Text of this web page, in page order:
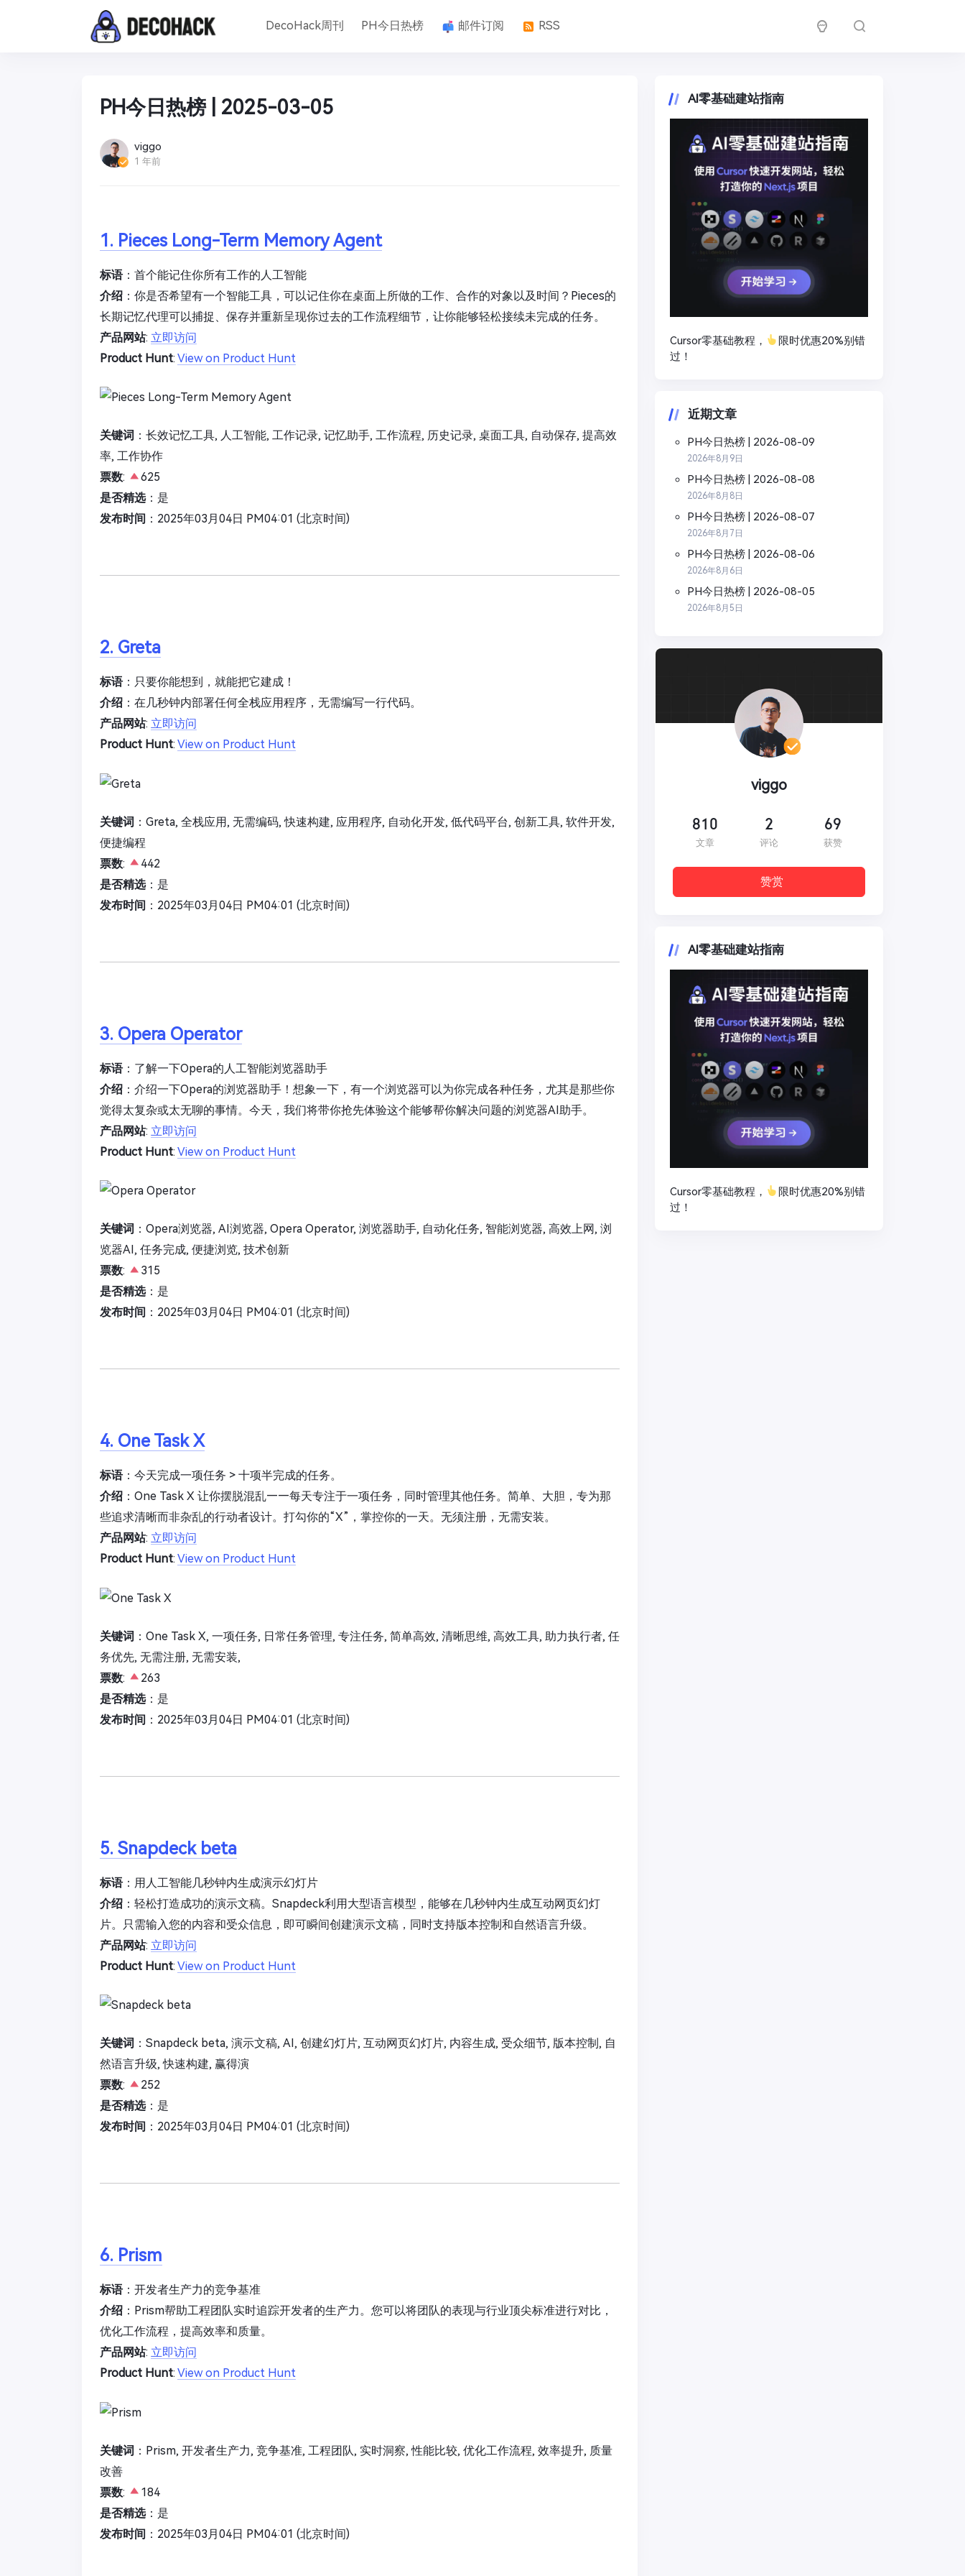
DecoHack周刊 PH今日热榜 邮件订阅 RSS
PH今日热榜 | 2025-03-05
viggo
1 年前
1. Pieces Long-Term Memory Agent
标语：首个能记住你所有工作的人工智能
介绍 ：你是否希望有一个智能工具，可以记住你在桌面上所做的工作、合作的对象以及时间？Pieces的
长期记忆代理可以捕捉、保存并重新呈现你过去的工作流程细节，让你能够轻松接续未完成的任务。
产品网站: 立即访问
Product Hunt: View on Product Hunt
关键词 ：长效记忆工具, 人工智能, 工作记录, 记忆助手, 工作流程, 历史记录, 桌面工具, 自动保存, 提高效
率, 工作协作
票数:
625
是否精选：是
发布时间 ：2025年03月04日 PM04:01 (北京时间)
2. Greta
标语：只要你能想到，就能把它建成！
介绍 ：在几秒钟内部署任何全栈应用程序，无需编写一行代码。
产品网站: 立即访问
Product Hunt: View on Product Hunt
关键词 ：Greta, 全栈应用, 无需编码, 快速构建, 应用程序, 自动化开发, 低代码平台, 创新工具, 软件开发,
便捷编程
票数:
442
是否精选：是
发布时间 ：2025年03月04日 PM04:01 (北京时间)
3. Opera Operator
标语：了解一下Opera的人工智能浏览器助手
介绍 ：介绍一下Opera的浏览器助手！想象一下，有一个浏览器可以为你完成各种任务，尤其是那些你
觉得太复杂或太无聊的事情。今天，我们将带你抢先体验这个能够帮你解决问题的浏览器AI助手。
产品网站: 立即访问
Product Hunt: View on Product Hunt
关键词 ：Opera浏览器, AI浏览器, Opera Operator, 浏览器助手, 自动化任务, 智能浏览器, 高效上网, 浏
览器AI, 任务完成, 便捷浏览, 技术创新
票数:
315
是否精选：是
发布时间 ：2025年03月04日 PM04:01 (北京时间)
4. One Task X
标语：今天完成一项任务 > 十项半完成的任务。
介绍 ：One Task X 让你摆脱混乱——每天专注于一项任务，同时管理其他任务。简单、大胆，专为那
些追求清晰而非杂乱的行动者设计。打勾你的“X”，掌控你的一天。无须注册，无需安装。
产品网站: 立即访问
Product Hunt: View on Product Hunt
关键词 ：One Task X, 一项任务, 日常任务管理, 专注任务, 简单高效, 清晰思维, 高效工具, 助力执行者, 任
务优先, 无需注册, 无需安装,
票数:
263
是否精选：是
发布时间 ：2025年03月04日 PM04:01 (北京时间)
5. Snapdeck beta
标语：用人工智能几秒钟内生成演示幻灯片
介绍 ：轻松打造成功的演示文稿。Snapdeck利用大型语言模型，能够在几秒钟内生成互动网页幻灯
片。只需输入您的内容和受众信息，即可瞬间创建演示文稿，同时支持版本控制和自然语言升级。
产品网站: 立即访问
Product Hunt: View on Product Hunt
关键词 ：Snapdeck beta, 演示文稿, AI, 创建幻灯片, 互动网页幻灯片, 内容生成, 受众细节, 版本控制, 自
然语言升级, 快速构建, 赢得演
票数:
252
是否精选：是
发布时间 ：2025年03月04日 PM04:01 (北京时间)
6. Prism
标语：开发者生产力的竞争基准
介绍 ：Prism帮助工程团队实时追踪开发者的生产力。您可以将团队的表现与行业顶尖标准进行对比，
优化工作流程，提高效率和质量。
产品网站: 立即访问
Product Hunt: View on Product Hunt
关键词 ：Prism, 开发者生产力, 竞争基准, 工程团队, 实时洞察, 性能比较, 优化工作流程, 效率提升, 质量
改善
票数:
184
是否精选：是
发布时间 ：2025年03月04日 PM04:01 (北京时间)
AI零基础建站指南
Cursor零基础教程，
限时优惠20%别错
过！
近期文章
PH今日热榜 | 2026-08-09
2026年8月9日
PH今日热榜 | 2026-08-08
2026年8月8日
PH今日热榜 | 2026-08-07
2026年8月7日
PH今日热榜 | 2026-08-06
2026年8月6日
PH今日热榜 | 2026-08-05
2026年8月5日
viggo
810
文章
2
评论
69
获赞
赞赏
AI零基础建站指南
Cursor零基础教程，
限时优惠20%别错
过！